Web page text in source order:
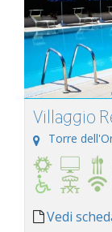
Villaggio
Torre
Vedi